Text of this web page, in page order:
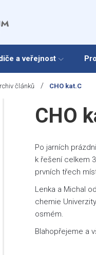
a veřejnost
článků / CHO kat.C
CHO
Po jarních
k řešení celkem
prvních třech
Lenka a Michal
chemie
osmém.
Blahopřejeme a